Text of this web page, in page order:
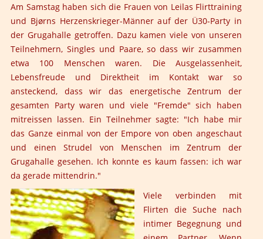
Am Samstag haben sich die Frauen von Leilas Flirttraining
und Bjørns Herzenskrieger-Männer auf der Ü30-Party in
der Grugahalle getroffen. Dazu kamen viele von unseren
Teilnehmern, Singles und Paare, so dass wir zusammen
etwa 100 Menschen waren. Die Ausgelassenheit,
Lebensfreude und Direktheit im Kontakt war so
ansteckend, dass wir das energetische Zentrum der
gesamten Party waren und viele "Fremde" sich haben
mitreissen lassen. Ein Teilnehmer sagte: "Ich habe mir
das Ganze einmal von der Empore von oben angeschaut
und einen Strudel von Menschen im Zentrum der
Grugahalle gesehen. Ich konnte es kaum fassen: ich war
da gerade mittendrin."
Viele verbinden mit
Flirten die Suche nach
intimer Begegnung und